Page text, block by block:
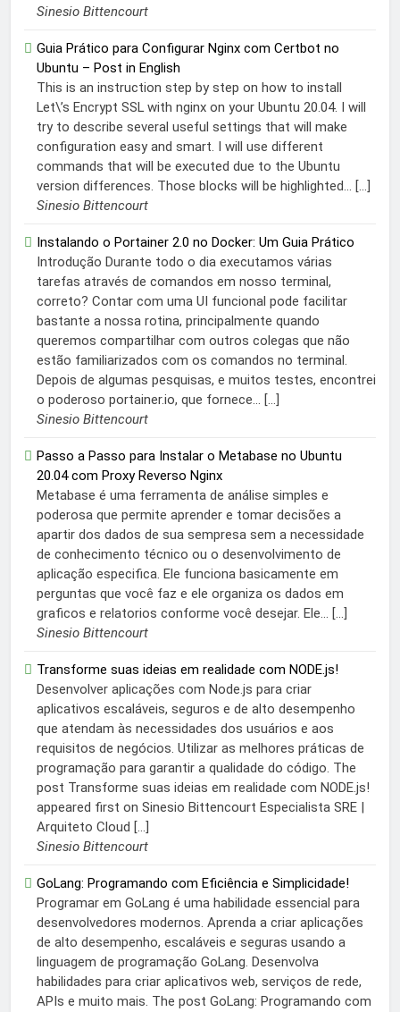
Sinesio Bittencourt
Guia Prático para Configurar Nginx com Certbot no
Ubuntu – Post in English
This is an instruction step by step on how to install
Let\’s Encrypt SSL with nginx on your Ubuntu 20.04. I will
try to describe several useful settings that will make
configuration easy and smart. I will use different
commands that will be executed due to the Ubuntu
version differences. Those blocks will be highlighted... […]
Sinesio Bittencourt
Instalando o Portainer 2.0 no Docker: Um Guia Prático
Introdução Durante todo o dia executamos várias
tarefas através de comandos em nosso terminal,
correto? Contar com uma UI funcional pode facilitar
bastante a nossa rotina, principalmente quando
queremos compartilhar com outros colegas que não
estão familiarizados com os comandos no terminal.
Depois de algumas pesquisas, e muitos testes, encontrei
o poderoso portainer.io, que fornece... […]
Sinesio Bittencourt
Passo a Passo para Instalar o Metabase no Ubuntu
20.04 com Proxy Reverso Nginx
Metabase é uma ferramenta de análise simples e
poderosa que permite aprender e tomar decisões a
apartir dos dados de sua sempresa sem a necessidade
de conhecimento técnico ou o desenvolvimento de
aplicação especifica. Ele funciona basicamente em
perguntas que você faz e ele organiza os dados em
graficos e relatorios conforme você desejar. Ele... […]
Sinesio Bittencourt
Transforme suas ideias em realidade com NODE.js!
Desenvolver aplicações com Node.js para criar
aplicativos escaláveis, seguros e de alto desempenho
que atendam às necessidades dos usuários e aos
requisitos de negócios. Utilizar as melhores práticas de
programação para garantir a qualidade do código. The
post Transforme suas ideias em realidade com NODE.js!
appeared first on Sinesio Bittencourt Especialista SRE |
Arquiteto Cloud […]
Sinesio Bittencourt
GoLang: Programando com Eficiência e Simplicidade!
Programar em GoLang é uma habilidade essencial para
desenvolvedores modernos. Aprenda a criar aplicações
de alto desempenho, escaláveis e seguras usando a
linguagem de programação GoLang. Desenvolva
habilidades para criar aplicativos web, serviços de rede,
APIs e muito mais. The post GoLang: Programando com